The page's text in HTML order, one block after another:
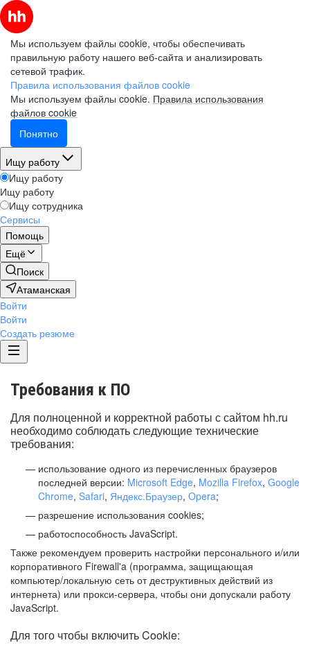
Мы используем файлы cookie, чтобы обеспечивать
правильную работу нашего веб-сайта и анализировать
сетевой трафик.
Правила использования файлов cookie
Мы используем файлы cookie. Правила использования
файлов cookie
Понятно
Ищу работу
Ищу работу
Ищу работу
Ищу сотрудника
Сервисы
Помощь
Ещё
Поиск
Атаманская
Войти
Войти
Создать резюме
Требования к ПО
Для полноценной и корректной работы с сайтом hh.ru
необходимо соблюдать следующие технические
требования:
использование одного из перечисленных браузеров
последней версии: Microsoft Edge, Mozilla Firefox, Google
Chrome, Safari, Яндекс.Браузер, Opera;
разрешение использования cookies;
работоспособность JavaScript.
Также рекомендуем проверить настройки персонального и/или
корпоративного Firewall'a (программа, защищающая
компьютер/локальную сеть от деструктивных действий из
интернета) или прокси-сервера, чтобы они допускали работу
JavaScript.
Для того чтобы включить Cookie: